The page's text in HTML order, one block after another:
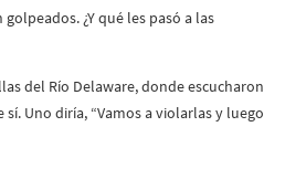
¿Y qué les pasó a las
del Río Delaware, donde escucharon
Uno diría, “Vamos a violarlas y luego